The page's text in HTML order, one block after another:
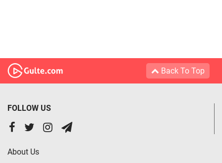
Back To Top
FOLLOW US
About Us